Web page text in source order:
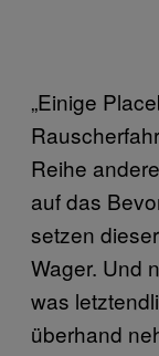
„Einige
Reihe
auf das
setzen
Wager. Und
was
überhand